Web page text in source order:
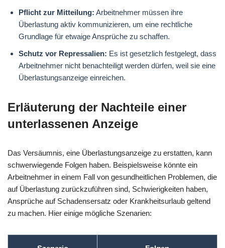
Pflicht zur Mitteilung: Arbeitnehmer müssen ihre
Überlastung aktiv kommunizieren, um eine rechtliche
Grundlage für etwaige Ansprüche zu schaffen.
Schutz vor Repressalien: Es ist gesetzlich festgelegt, dass
Arbeitnehmer nicht benachteiligt werden dürfen, weil sie eine
Überlastungsanzeige einreichen.
Erläuterung der Nachteile einer
unterlassenen Anzeige
Das Versäumnis, eine Überlastungsanzeige zu erstatten, kann
schwerwiegende Folgen haben. Beispielsweise könnte ein
Arbeitnehmer in einem Fall von gesundheitlichen Problemen, die
auf Überlastung zurückzuführen sind, Schwierigkeiten haben,
Ansprüche auf Schadensersatz oder Krankheitsurlaub geltend
zu machen. Hier einige mögliche Szenarien: